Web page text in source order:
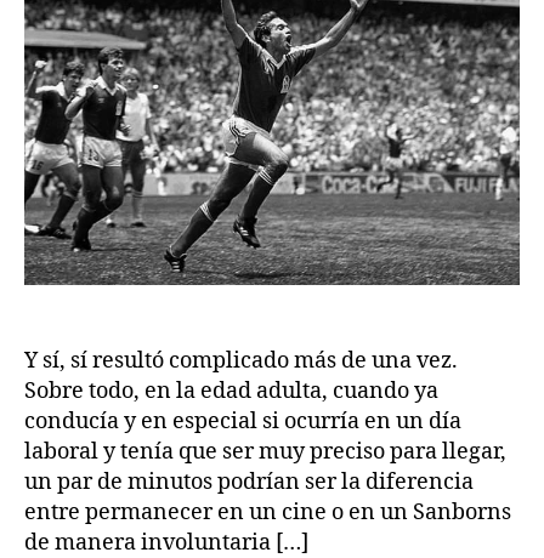
Y sí, sí resultó complicado más de una vez.
Sobre todo, en la edad adulta, cuando ya
conducía y en especial si ocurría en un día
laboral y tenía que ser muy preciso para llegar,
un par de minutos podrían ser la diferencia
entre permanecer en un cine o en un Sanborns
de manera involuntaria […]